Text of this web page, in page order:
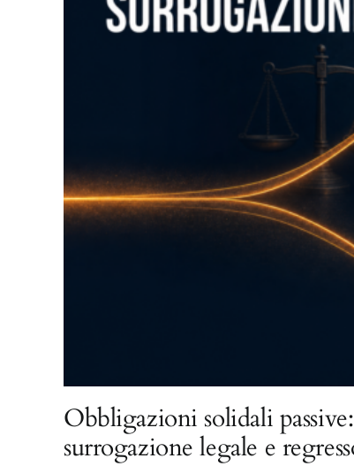
Obbligazioni solidali
surrogazione legale e